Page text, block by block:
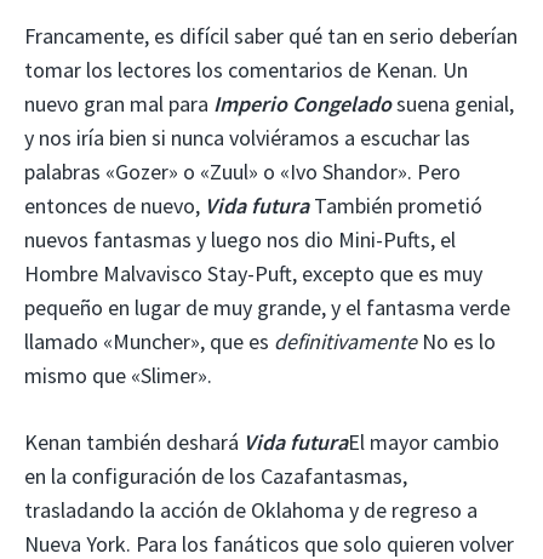
Francamente, es difícil saber qué tan en serio deberían
tomar los lectores los comentarios de Kenan. Un
nuevo gran mal para Imperio Congeladosuena genial,
y nos iría bien si nunca volviéramos a escuchar las
palabras «Gozer» o «Zuul» o «Ivo Shandor». Pero
entonces de nuevo, Vida futuraTambién prometió
nuevos fantasmas y luego nos dio Mini-Pufts, el
Hombre Malvavisco Stay-Puft, excepto que es muy
pequeño en lugar de muy grande, y el fantasma verde
llamado «Muncher», que es definitivamenteNo es lo
mismo que «Slimer».
Kenan también deshará Vida futuraEl mayor cambio
en la configuración de los Cazafantasmas,
trasladando la acción de Oklahoma y de regreso a
Nueva York. Para los fanáticos que solo quieren volver